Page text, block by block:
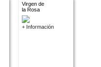
Virgen de
la Rosa
+ Información